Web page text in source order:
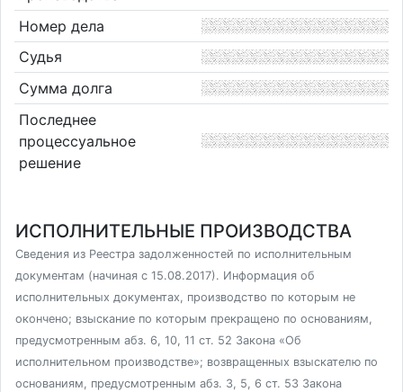
Номер дела
Судья
Сумма долга
Последнее
процессуальное
решение
ИСПОЛНИТЕЛЬНЫЕ ПРОИЗВОДСТВА
Сведения из Реестра задолженностей по исполнительным
документам (начиная с 15.08.2017). Информация об
исполнительных документах, производство по которым не
окончено; взыскание по которым прекращено по основаниям,
предусмотренным абз. 6, 10, 11 ст. 52 Закона «Об
исполнительном производстве»; возвращенных взыскателю по
основаниям, предусмотренным абз. 3, 5, 6 ст. 53 Закона